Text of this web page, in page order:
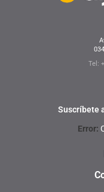
Tel:
Suscríbete
Error: